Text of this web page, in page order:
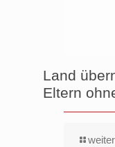
Land
Eltern